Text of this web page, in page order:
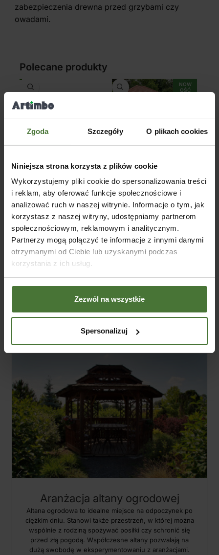
Zgoda Szczegóły O plikach cookies
Niniejsza strona korzysta z plików cookie
Wykorzystujemy pliki cookie do spersonalizowania treści
i reklam, aby oferować funkcje społecznościowe i
analizować ruch w naszej witrynie. Informacje o tym, jak
korzystasz z naszej witryny, udostępniamy partnerom
społecznościowym, reklamowym i analitycznym.
Partnerzy mogą połączyć te informacje z innymi danymi
otrzymanymi od Ciebie lub uzyskanymi podczas
korzystania z ich usług.
Zezwól na wszystkie
Spersonalizuj
zabezpieczenia drewna przed grzybami czy
owadami.
Polecane produkty
Altana drewniana Andy
370x370cm
SKU:80302
Od3680,00zł
WYBIERZ OPCJE
NOW
OŚĆ
Altana drewniana Premium
Od14460,00zł
WYBIERZ OPCJE
Od
Aranżacja altany ogrodowej
Altana ogrodowa to idealne miejsce na odpoczynek po
ciężkim dniu. Stanowi także przestrzeń, w której można
wspólnie z rodziną spożywać posiłki czy schronić się
przed złą pogodą. Współczesne altany pozwalają na
dużą swobodę w eksperymentowaniu z aranżacjami.